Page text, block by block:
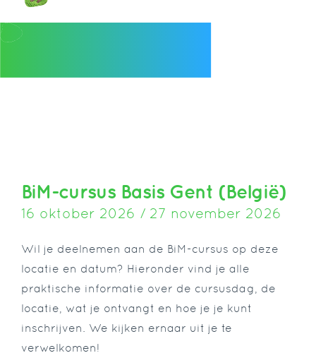
BiM-cursus Basis Gent (België)
16 oktober 2026 / 27 november 2026
Wil je deelnemen aan de BiM-cursus op deze
locatie en datum? Hieronder vind je alle
praktische informatie over de cursusdag, de
locatie, wat je ontvangt en hoe je je kunt
inschrijven. We kijken ernaar uit je te
verwelkomen!